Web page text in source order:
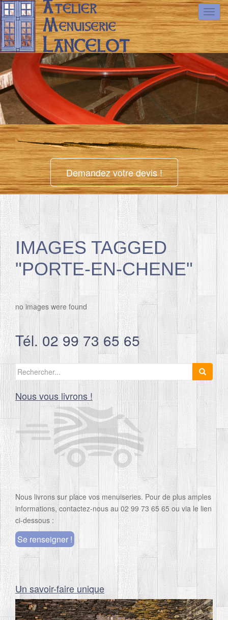
Demandez votre devis !
IMAGES TAGGED
"PORTE-EN-CHENE"
no images were found
Tél. 02 99 73 65 65
Search
for:
Nous vous livrons !
Nous livrons sur place vos menuiseries. Pour de plus amples
informations, contactez-nous au 02 99 73 65 65 ou via le lien
ci-dessous :
Se renseigner !
Un savoir-faire unique